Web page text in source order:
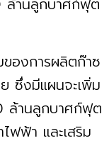
องการผลิตก๊าซ
ซึ่งมีแผนจะเพิ่ม
ล้านลูกบาศก์ฟุต
ฟฟ้า และเสริม